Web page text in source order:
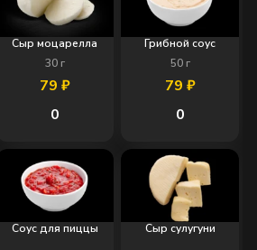
Сыр моцарелла
30г
79 ₽
0
Грибной соус
50г
79 ₽
0
Соус для пиццы Сыр сулугуни